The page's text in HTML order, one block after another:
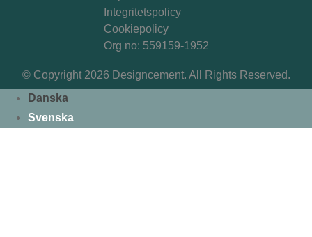
Integritetspolicy
Cookiepolicy
Org no: 559159-1952
© Copyright 2026 Designcement. All Rights Reserved.
Danska
Svenska